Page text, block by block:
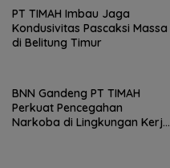
PT TIMAH Imbau Jaga
Kondusivitas Pascaksi Massa
di Belitung Timur
BNN Gandeng PT TIMAH
Perkuat Pencegahan
Narkoba di Lingkungan Kerja